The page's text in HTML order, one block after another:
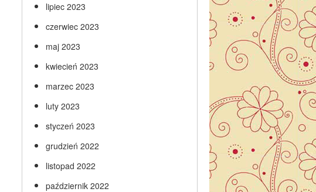
lipiec 2023
czerwiec 2023
maj 2023
kwiecień 2023
marzec 2023
luty 2023
styczeń 2023
grudzień 2022
listopad 2022
październik 2022